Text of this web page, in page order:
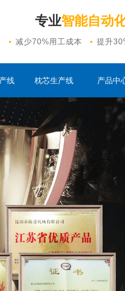
专业智能自动
· 减少70%用工成本 · 提升
线 枕芯生产线 产品中